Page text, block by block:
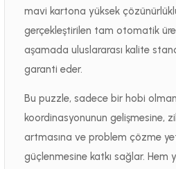
mavi kartona yüksek
gerçekleştirilen tam otomatik
aşamada uluslararası kalite
garanti eder.
Bu puzzle, sadece bir hobi
koordinasyonunun gelişmesine,
artmasına ve problem çözme
güçlenmesine katkı sağlar. Hem